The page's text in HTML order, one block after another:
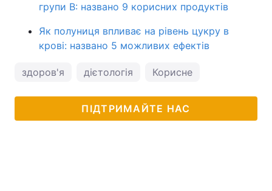
групи B: названо 9 корисних продуктів
Як полуниця впливає на рівень цукру в
крові: названо 5 можливих ефектів
здоров'я дієтологія Корисне
ПІДТРИМАЙТЕ НАС